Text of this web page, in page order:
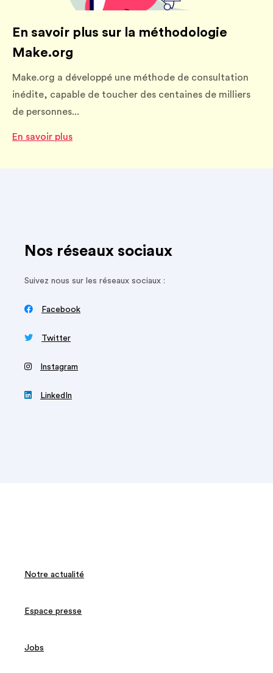
En savoir plus sur la méthodologie
Make.org
Make.org a développé une méthode de consultation
inédite, capable de toucher des centaines de milliers
de personnes...
En savoir plus
Nos réseaux sociaux
Suivez nous sur les réseaux sociaux :
 Facebook
 Twitter
‍ Instagram
 LinkedIn
Notre actualité
Espace presse
Jobs